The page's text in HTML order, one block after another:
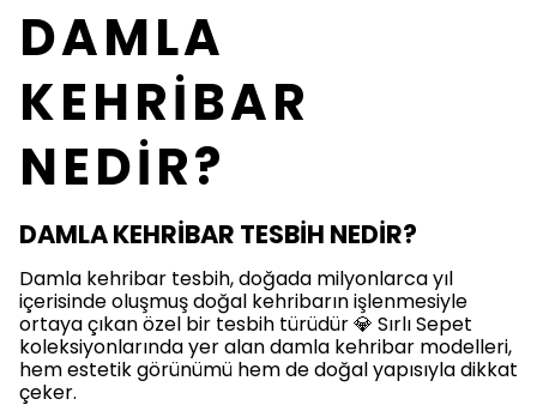
DAMLA
KEHRİBAR
NEDİR?
DAMLA KEHRİBAR TESBİH NEDİR?
Damla kehribar tesbih, doğada milyonlarca yıl
içerisinde oluşmuş doğal kehribarın işlenmesiyle
ortaya çıkan özel bir tesbih türüdür 💎 Sırlı Sepet
koleksiyonlarında yer alan damla kehribar modelleri,
hem estetik görünümü hem de doğal yapısıyla dikkat
çeker.